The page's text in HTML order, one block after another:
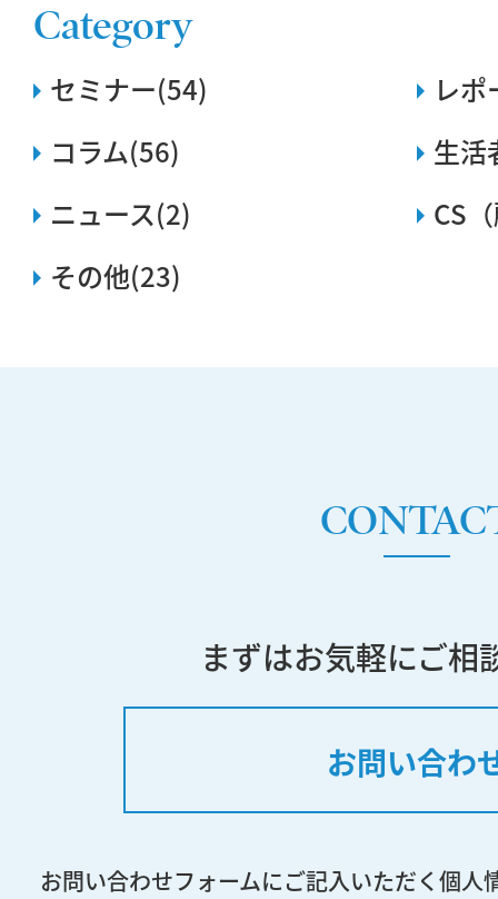
Category
セミナー(54)
レ
コラム(56)
生活
ニュース(2)
CS
その他(23)
まずはお気軽にご相
お問い合わ
お問い合わせフォームにご記入いただく個人